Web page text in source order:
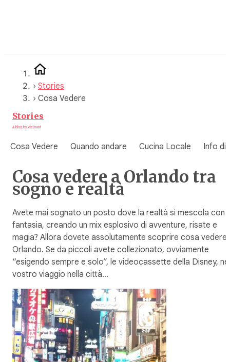
› Stories
› Cosa Vedere
Stories
A blog by WeRoad
Cosa Vedere Quando andare Cucina Locale Info di
Cosa vedere a Orlando tra
sogno e realtà
Avete mai sognato un posto dove la realtà si mescola con
fantasia, creando un mix esplosivo di avventure, risate e
magia? Allora dovete assolutamente scoprire cosa vedere
Orlando. Se da piccoli avete collezionato, ovviamente
“esigendo sempre e solo”, le videocassette della Disney, nel
vostro viaggio nella città…